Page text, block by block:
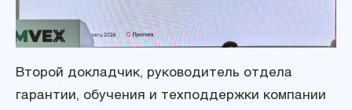
Второй докладчик, руководитель отдела
гарантии, обучения и техподдержки компании